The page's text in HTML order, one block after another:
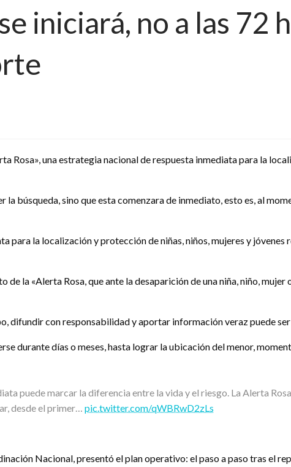
iniciará, no a las 72
Rosa», una estrategia nacional de respuesta inmediata para la
la búsqueda, sino que esta comenzara de inmediato, esto es, al
para la localización y protección de niñas, niños, mujeres y
la «Alerta Rosa, que ante la desaparición de una niña, niño, mujer
difundir con responsabilidad y aportar información veraz puede
durante días o meses, hasta lograr la ubicación del menor,
puede marcar la diferencia entre la vida y el riesgo. La Alerta
desde el primer… pic.twitter.com/qWBRwD2zLs
Nacional, presentó el plan operativo: el paso a paso tras el